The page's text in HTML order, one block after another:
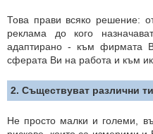
Това прави всяко решение:
реклама до кого
адаптирано - към фирмата
сферата Ви на работа и към
2. Съществуват различни
Не просто малки и големи,